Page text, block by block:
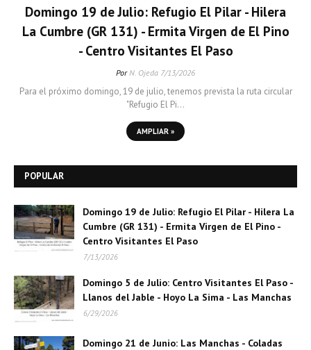
Domingo 19 de Julio: Refugio El Pilar - Hilera
La Cumbre (GR 131) - Ermita Virgen de El Pino
- Centro Visitantes El Paso
Por N. Ojeda 7/13/2026
Para el próximo domingo, 19 de julio, tenemos prevista la ruta circular
"Refugio El Pi…
AMPLIAR »
POPULAR
Domingo 19 de Julio: Refugio El Pilar - Hilera La
Cumbre (GR 131) - Ermita Virgen de El Pino -
Centro Visitantes El Paso
7/13/2026
Domingo 5 de Julio: Centro Visitantes El Paso -
Llanos del Jable - Hoyo La Sima - Las Manchas
6/29/2026
Domingo 21 de Junio: Las Manchas - Coladas